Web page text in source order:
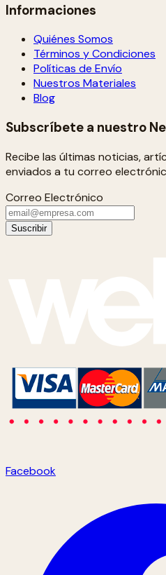
Informaciones
Quiénes Somos
Términos y Condiciones
Políticas de Envío
Nuestros Materiales
Blog
Subscríbete a nuestro
Recibe las últimas noticias,
enviados a tu correo
Correo Electrónico
Suscribir
Facebook